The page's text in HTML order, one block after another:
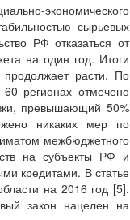
экономического
сырьевых
РФ отказаться от
на один год. Итоги
расти. По
регионах отмечено
превышающий 50%
никаких мер по
межбюджетного
на субъекты РФ и
кредитами. В статье
на 2016 год [5].
закон нацелен на